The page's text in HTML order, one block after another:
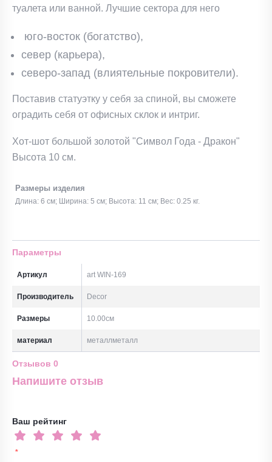
туалета или ванной. Лучшие сектора для него
юго-восток (богатство),
север (карьера),
северо-запад (влиятельные покровители).
Поставив статуэтку у себя за спиной, вы сможете
оградить себя от офисных склок и интриг.
Хот-шот большой золотой "Символ Года - Дракон"
Высота 10 см.
Размеры изделия
Длина: 6 см; Ширина: 5 см; Высота: 11 см; Вес: 0.25 кг.
Параметры
Артикул art WIN-169
Производитель Decor
Размеры 10.00см
материал металлметалл
Отзывов 0
Напишите отзыв
Ваш рейтинг